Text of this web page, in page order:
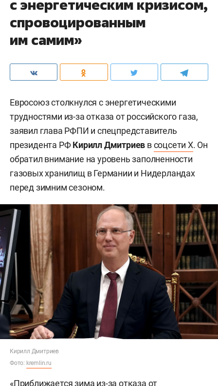
с энергетическим кризисом,
спровоцированным
им самим»
Евросоюз столкнулся с энергетическими
трудностями из-за отказа от российского газа,
заявил глава РФПИ и спецпредставитель
президента РФКирилл Дмитриев всоцсети X. Он
обратил внимание на уровень заполненности
газовых хранилищ в Германии и Нидерландах
перед зимним сезоном.
Кирилл Дмитриев
Фото: kremlin.ru
«Приближается зима из-за отказа от